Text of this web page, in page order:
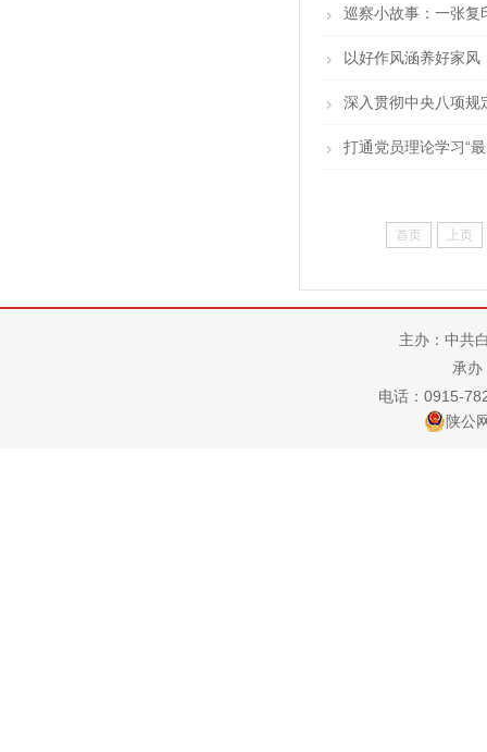
巡察小故事：一张复
以好作风涵养好家风
深入贯彻中央八项规
打通党员理论学习“
首页 上页
主办：中共
承办
电话：0915-
陕公